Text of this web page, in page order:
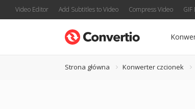
Video Editor Add Subtitles to Video Compress Video GIF
Strona główna Konwerter czcionek